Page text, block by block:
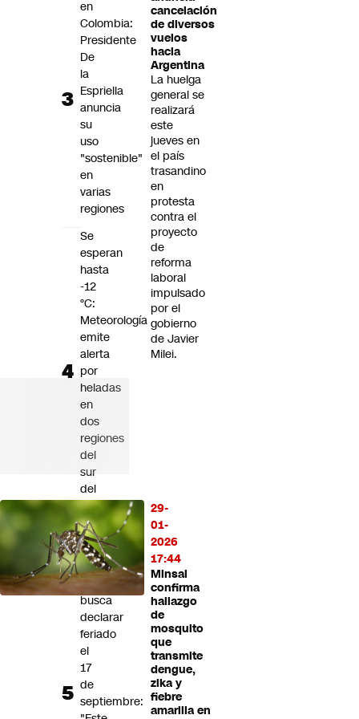
cancelación
de diversos
vuelos
hacia
Argentina
La huelga
general se
realizará
este
jueves en
el país
trasandino
en
protesta
contra el
proyecto
de
reforma
laboral
impulsado
por el
gobierno
de Javier
Milei.
29-
01-
2026
17:44
Minsal
confirma
hallazgo
de
mosquito
que
transmite
dengue,
zika y
fiebre
amarilla en
en
Colombia:
Presidente
De
la
Espriella
anuncia
su
uso
"sostenible"
en
varias
regiones
Se
esperan
hasta
-12
°C:
Meteorología
emite
alerta
por
heladas
en
dos
regiones
del
sur
del
país
CNC
cuestiona
iniciativa
que
busca
declarar
feriado
el
17
de
septiembre: